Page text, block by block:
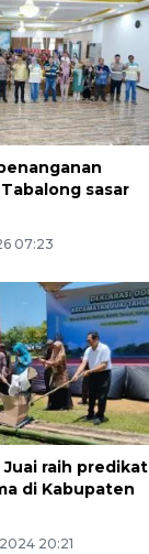
sasar
07:23
Juai raih predikat
di Kabupaten
20:21